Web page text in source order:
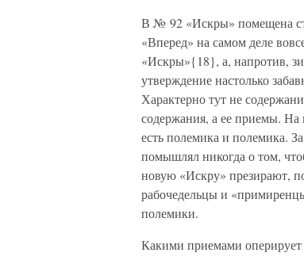
В № 92 «Искры» помещена
«Вперед» на самом деле
«Искры»{18}, а, напротив,
утверждение настолько
Характерно тут не
содержания, а ее приемы. На
есть полемика и полемика.
помышлял никогда о том,
новую «Искру» презирают,
рабочедельцы и
полемики.
Какими приемами оперирует